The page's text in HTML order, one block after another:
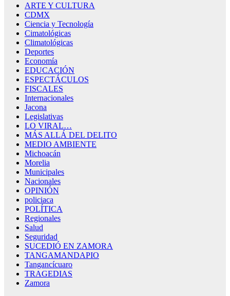
ARTE Y CULTURA
CDMX
Ciencia y Tecnología
Cimatológicas
Climatológicas
Deportes
Economía
EDUCACIÓN
ESPECTÁCULOS
FISCALES
Internacionales
Jacona
Legislativas
LO VIRAL…
MÁS ALLÁ DEL DELITO
MEDIO AMBIENTE
Michoacán
Morelia
Municipales
Nacionales
OPINIÓN
policiaca
POLÍTICA
Regionales
Salud
Seguridad
SUCEDIÓ EN ZAMORA
TANGAMANDAPIO
Tangancícuaro
TRAGEDIAS
Zamora